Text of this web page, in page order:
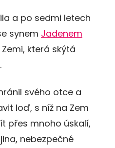
a po sedmi letech
synem Jadenem
která skýtá
svého otce a
loď, s níž na Zem
přes mnoho úskalí,
nebezpečné